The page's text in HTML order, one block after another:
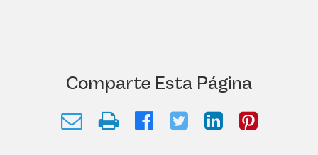
Comparte Esta Página